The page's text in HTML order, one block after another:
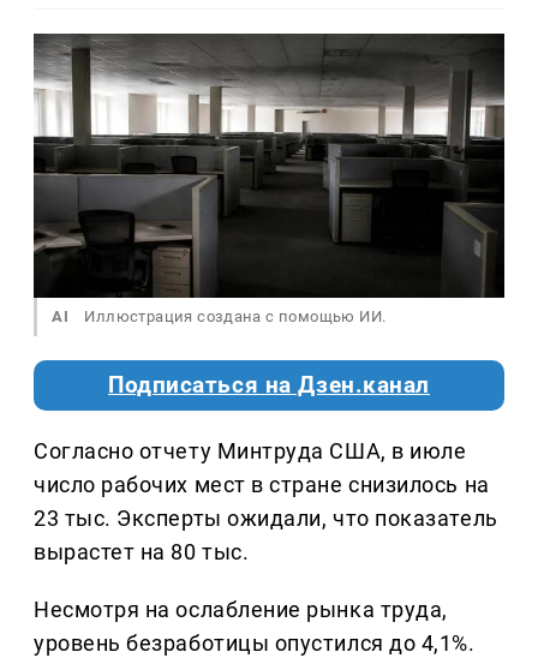
AI Иллюстрация создана с помощью ИИ.
Подписаться на Дзен.канал
Согласно отчету Минтруда США, в июле
число рабочих мест в стране снизилось на
23 тыс. Эксперты ожидали, что показатель
вырастет на 80 тыс.
Несмотря на ослабление рынка труда,
уровень безработицы опустился до 4,1%.